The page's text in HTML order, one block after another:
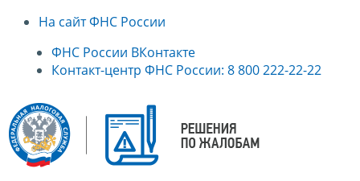
На сайт ФНС России
ФНС России ВКонтакте
Контакт-центр ФНС России: 8 800 222-22-22